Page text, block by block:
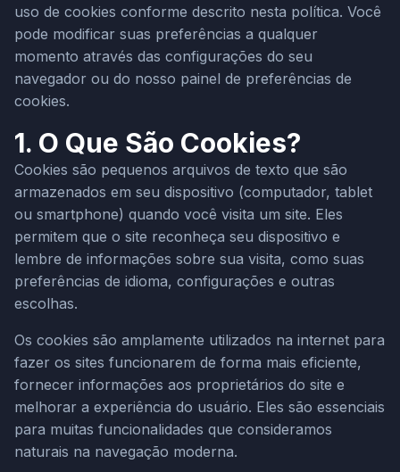
uso de cookies conforme descrito nesta política. Você
pode modificar suas preferências a qualquer
momento através das configurações do seu
navegador ou do nosso painel de preferências de
cookies.
1. O Que São Cookies?
Cookies são pequenos arquivos de texto que são
armazenados em seu dispositivo (computador, tablet
ou smartphone) quando você visita um site. Eles
permitem que o site reconheça seu dispositivo e
lembre de informações sobre sua visita, como suas
preferências de idioma, configurações e outras
escolhas.
Os cookies são amplamente utilizados na internet para
fazer os sites funcionarem de forma mais eficiente,
fornecer informações aos proprietários do site e
melhorar a experiência do usuário. Eles são essenciais
para muitas funcionalidades que consideramos
naturais na navegação moderna.